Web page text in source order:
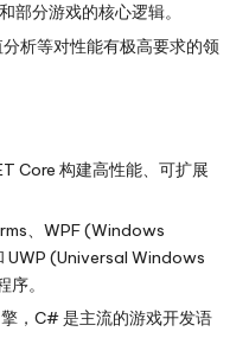
部分游戏的核心逻辑。
析等对性能有极高要求的领
Core 构建高性能、可扩展
、WPF (Windows
(Universal Windows
。
，C# 是主流的游戏开发语